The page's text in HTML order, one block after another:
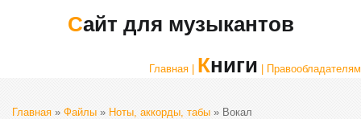
Сайт для музыкантов
Главная | Книги | Правообладателям
Главная » Файлы » Ноты, аккорды, табы » Вокал